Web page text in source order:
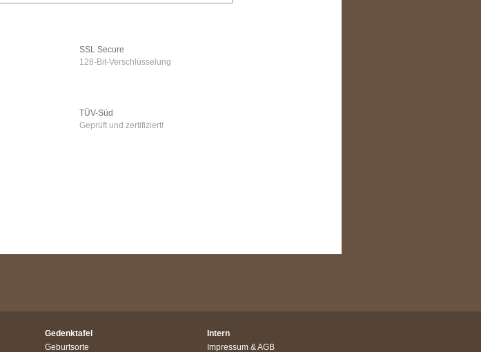
SSL Secure
128-Bit-Verschlüsselung
TÜV-Süd
Geprüft und zertifiziert!
Gedenktafel
Geburtsorte
Intern
Impressum &AGB